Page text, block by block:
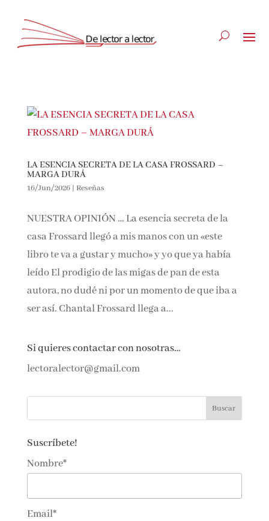
LA ESENCIA SECRETA DE LA CASA FROSSARD –
MARGA DURÁ
16/Jun/2026| Reseñas
NUESTRA OPINIÓN … La esencia secreta de la
casa Frossard llegó a mis manos con un «este
libro te va a gustar y mucho» y yo que ya había
leído El prodigio de las migas de pan de esta
autora, no dudé ni por un momento de que iba a
ser así. Chantal Frossard llega a...
Si quieres contactar con nosotras…
lectoralector@gmail.com
Suscríbete!
Nombre*
Email*